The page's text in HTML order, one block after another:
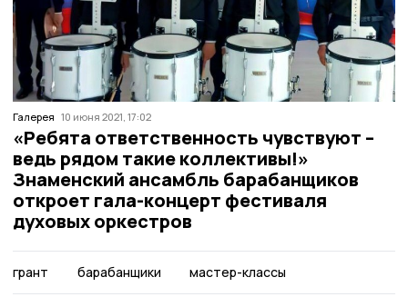
Галерея 10 июня 2021, 17:02
«Ребята ответственность чувствуют –
ведь рядом такие коллективы!»
Знаменский ансамбль барабанщиков
откроет гала-концерт фестиваля
духовых оркестров
грант барабанщики мастер-классы